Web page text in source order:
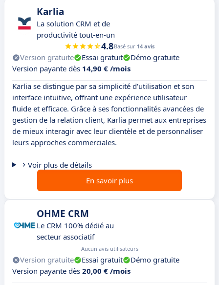
Karlia
La solution CRM et de
productivité tout-en-un
4.8Basé sur 14 avis
Version gratuite Essai gratuit
Démo gratuite
Version payante dès 14,90 € /mois
Karlia se distingue par sa simplicité d'utilisation et son
interface intuitive, offrant une expérience utilisateur
fluide et efficace. Grâce à ses fonctionnalités avancées de
gestion de la relation client, Karlia permet aux entreprises
de mieux interagir avec leur clientèle et de personnaliser
leurs approches commerciales.
Voir plus de détails
En savoir plus
OHME CRM
Le CRM 100% dédié au
secteur associatif
Aucun avis utilisateurs
Version gratuite Essai gratuit
Démo gratuite
Version payante dès 20,00 € /mois